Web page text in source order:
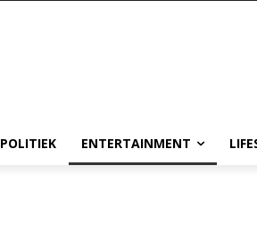
POLITIEK ENTERTAINMENT